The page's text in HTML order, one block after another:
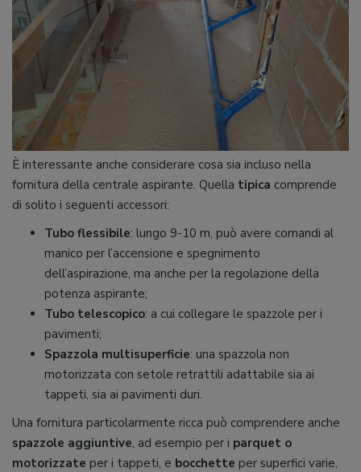
È interessante anche considerare cosa sia incluso nella
fornitura della centrale aspirante. Quella tipica comprende
di solito i seguenti accessori:
Tubo flessibile: lungo 9-10 m, può avere comandi al
manico per l’accensione e spegnimento
dell’aspirazione, ma anche per la regolazione della
potenza aspirante;
Tubo telescopico: a cui collegare le spazzole per i
pavimenti;
Spazzola multisuperficie: una spazzola non
motorizzata con setole retrattili adattabile sia ai
tappeti, sia ai pavimenti duri.
Una fornitura particolarmente ricca può comprendere anche
spazzole aggiuntive, ad esempio per i parquet o
motorizzate per i tappeti, e bocchette per superfici varie,